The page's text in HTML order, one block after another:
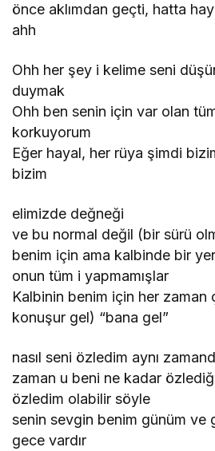
önce aklımdan geçti, hatta
ahh
Ohh her ​​şey i kelime seni
duymak
Ohh ben senin için var olan
korkuyorum
Eğer hayal, her rüya şimdi
bizim
elimizde değneği
ve bu normal değil (bir sürü
benim için ama kalbinde bir
onun tüm i yapmamışlar
Kalbinin benim için her zaman
konuşur gel) “bana gel”
nasıl seni özledim aynı
zaman u beni ne kadar
özledim olabilir söyle
senin sevgin benim günüm ve
gece vardır